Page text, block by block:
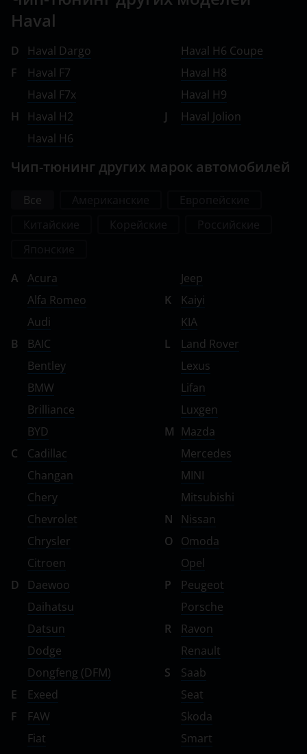
Omoda
Peugeot
Porsche
Ravon
Renault
Saab
Seat
SsangYong
Subaru
Suzuki
Tank
Toyota
Volkswagen
Volvo
Vortex
Zotye
ZX
ВАЗ (LADA)
ГАЗ
ЗАЗ
ТагАЗ
Haval
D
Haval Dargo
F
Haval F7
Haval F7x
H
Haval H2
Haval H6
Haval H6 Coupe
Haval H8
Haval H9
J
Haval Jolion
Чип-тюнинг других марок автомобилей
Все
A
Acura
Alfa Romeo
Audi
B
BAIC
Bentley
BMW
Brilliance
BYD
C
Cadillac
Changan
Chery
Chevrolet
Chrysler
Citroen
D
Daewoo
Daihatsu
Datsun
Dodge
Dongfeng (DFM)
E
Exeed
F
FAW
Fiat
Jeep
K
Kaiyi
KIA
L
Land Rover
Lexus
Lifan
Luxgen
M Mazda
Mercedes
MINI
Mitsubishi
N
Nissan
O
Omoda
Opel
P
Peugeot
Porsche
R
Ravon
Renault
S
Saab
Seat
Skoda
Smart